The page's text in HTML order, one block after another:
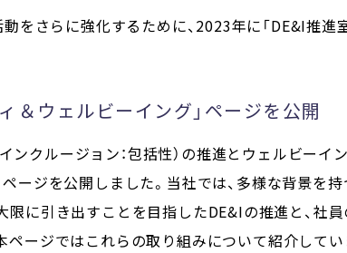
さらに強化するために、2023年に「DE&I推進
＆ウェルビーイング」ページを公開
インクルージョン：包括性）の推進とウェルビー
ージを公開しました。当社では、多様な背景を
に引き出すことを目指したDE&Iの推進と、社
ージではこれらの取り組みについて紹介してい